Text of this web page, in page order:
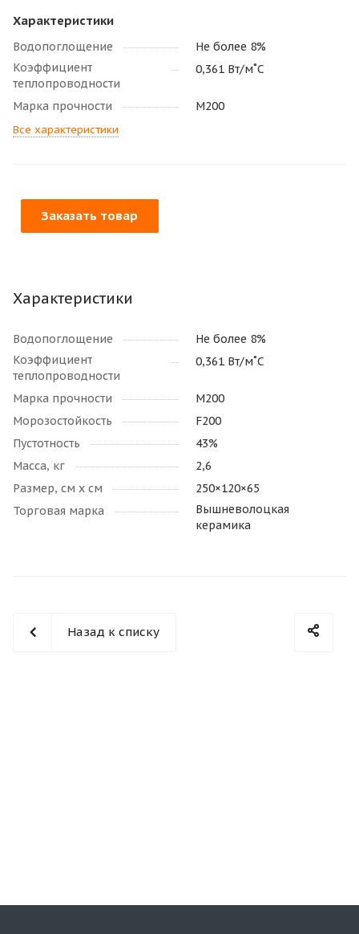
Характеристики
Водопоглощение
Не более 8%
Коэффициент
теплопроводности
0,361 Вт/м˚С
Марка прочности М200
Все характеристики
Заказать товар
Характеристики
Водопоглощение
Не более 8%
Коэффициент
теплопроводности
0,361 Вт/м˚С
Марка прочности
М200
Морозостойкость
F200
Пустотность
43%
Масса, кг
2,6
Размер, см х см
250×120×65
Торговая марка
Вышневолоцкая
керамика
Назад к списку